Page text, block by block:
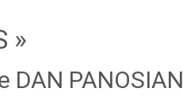
»
DAN PANOSIAN